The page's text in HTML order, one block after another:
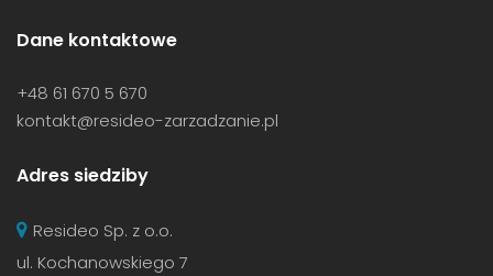
Dane kontaktowe
+48 61 670 5 670
kontakt@resideo-zarzadzanie.pl
Adres siedziby
Resideo Sp. z o.o.
ul. Kochanowskiego 7